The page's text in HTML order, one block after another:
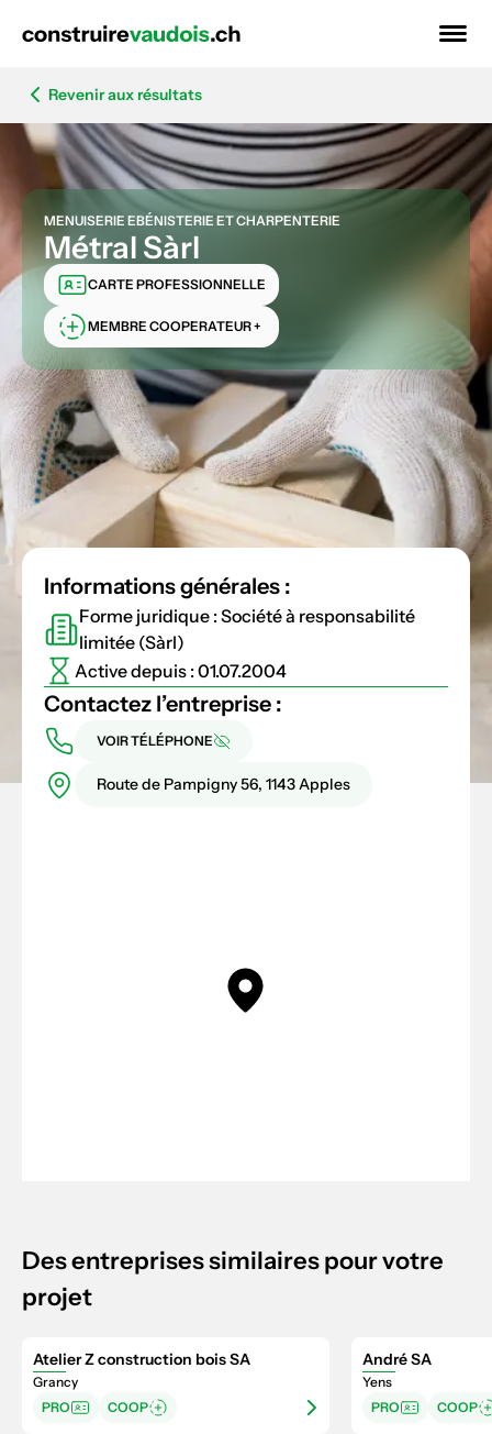
Revenir aux résultats
MENUISERIE EBÉNISTERIE ET CHARPENTERIE
Métral Sàrl
CARTE PROFESSIONNELLE
MEMBRE COOPERATEUR +
Informations générales :
Forme juridique : Société à responsabilité
limitée (Sàrl)
Active depuis : 01.07.2004
Contactez l’entreprise :
VOIR TÉLÉPHONE
Route de Pampigny 56, 1143 Apples
Des entreprises similaires pour votre
projet
Atelier Z construction bois SA
Grancy
PRO
COOP
André SA
Yens
PRO
COOP